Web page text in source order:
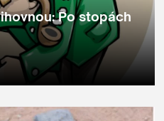
Po stopách